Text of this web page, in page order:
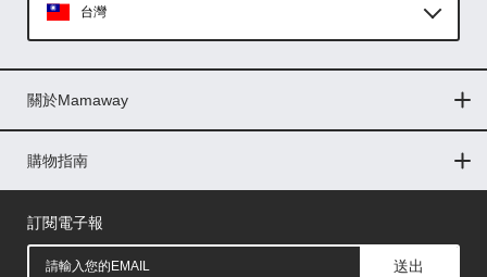
台灣
印尼
馬來西亞
關於Mamaway
門市據點
最新消息
品牌故事
人力招募
媒體花絮
隱私權聲明
CSR企業社會責任
購物指南
購物常見問題
退換貨問題
儲值金使用條款
購買儲值金
發票問題
會員權益
線上留言
吸乳器-免費體驗
訂閱電子報
送出